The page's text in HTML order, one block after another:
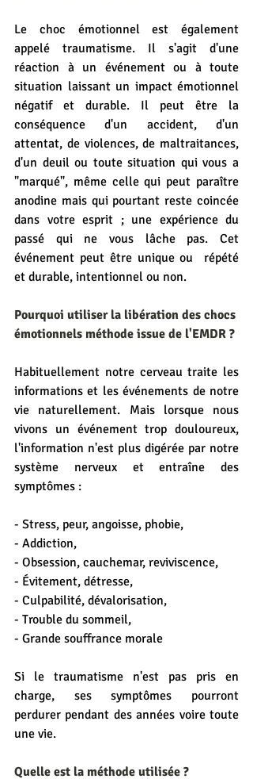
Le choc émotionnel est également
appelé traumatisme. Il s'agit d'une
réaction à un événement ou à toute
situation laissant un impact émotionnel
négatif et durable. Il peut être la
conséquence d'un accident, d'un
attentat, de violences, de maltraitances,
d'un deuil ou toute situation qui vous a
"marqué", même celle qui peut paraître
anodine mais qui pourtant reste coincée
dans votre esprit ; une expérience du
passé qui ne vous lâche pas. Cet
événement peut être unique ou  répété
et durable, intentionnel ou non.
Pourquoi utiliser la libération des chocs
émotionnels méthode issue de l'EMDR ?
Habituellement notre cerveau traite les
informations et les événements de notre
vie naturellement. Mais lorsque nous
vivons un événement trop douloureux,
l'information n'est plus digérée par notre
système nerveux et entraîne des
symptômes :
- Stress, peur, angoisse, phobie,
- Addiction,
- Obsession, cauchemar, reviviscence,
- Évitement, détresse,
- Culpabilité, dévalorisation,
- Trouble du sommeil,
- Grande souffrance morale
Si le traumatisme n'est pas pris en
charge, ses symptômes pourront
perdurer pendant des années voire toute
une vie.
Quelle est la méthode utilisée ?